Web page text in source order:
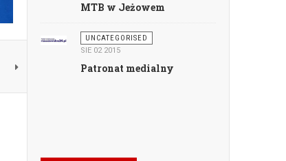
MTB w Jeżowem
UNCATEGORISED
SIE 02 2015
Patronat medialny